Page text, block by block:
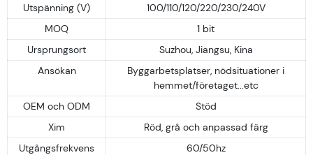
Utspänning (V)
100/110/120/220/230/240V
MOQ
1 bit
Ursprungsort
Suzhou, Jiangsu, Kina
Ansökan
Byggarbetsplatser, nödsituationer i
hemmet/företaget...etc
OEM och ODM
Stöd
Xim
Röd, grå och anpassad färg
Utgångsfrekvens
60/50hz